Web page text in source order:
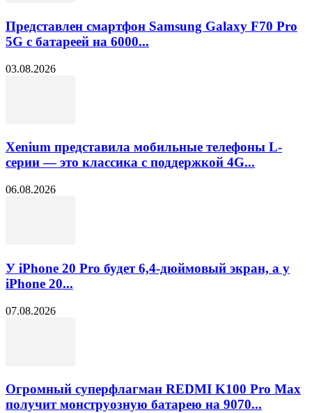
Представлен смартфон Samsung Galaxy F70 Pro
5G с батареей на 6000...
03.08.2026
Xenium представила мобильные телефоны L-
серии — это классика с поддержкой 4G...
06.08.2026
У iPhone 20 Pro будет 6,4-дюймовый экран, а у
iPhone 20...
07.08.2026
Огромный суперфлагман REDMI K100 Pro Max
получит монструозную батарею на 9070...